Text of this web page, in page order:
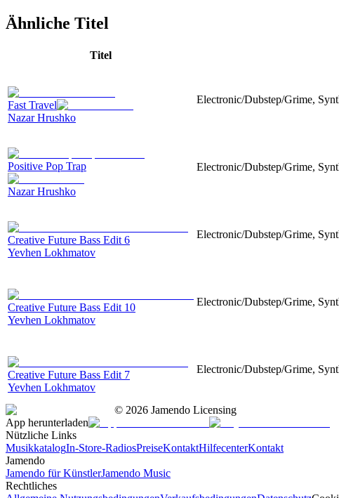
Ähnliche Titel
Titel
Fast Travel
Nazar Hrushko
Electronic/Dubstep/Grime,
Positive Pop Trap
Nazar Hrushko
Electronic/Dubstep/Grime,
Creative Future Bass Edit 6
Yevhen Lokhmatov
Electronic/Dubstep/Grime,
Creative Future Bass Edit 10
Yevhen Lokhmatov
Electronic/Dubstep/Grime,
Creative Future Bass Edit 7
Yevhen Lokhmatov
Electronic/Dubstep/Grime,
© 2026 Jamendo Licensing
App herunterladen
Nützliche Links
MusikkatalogIn-Store-RadiosPreiseKontaktHilfecenterKontakt
Jamendo
Jamendo für KünstlerJamendo Music
Rechtliches